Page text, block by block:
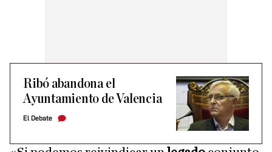
Ribó abandona el
Ayuntamiento de Valencia
El Debate